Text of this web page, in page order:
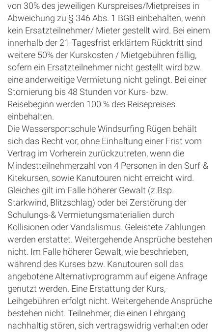
von 30% des jeweiligen Kurspreises/Mietpreises in
Abweichung zu § 346 Abs. 1 BGB einbehalten, wenn
kein Ersatzteilnehmer/ Mieter gestellt wird. Bei einem
innerhalb der 21-Tagesfrist erklärtem Rücktritt sind
weitere 50% der Kurskosten / Mietgebühren fällig,
sofern ein Ersatzteilnehmer nicht gestellt wird bzw.
eine anderweitige Vermietung nicht gelingt. Bei einer
Stornierung bis 48 Stunden vor Kurs- bzw.
Reisebeginn werden 100 % des Reisepreises
einbehalten.
Die Wassersportschule Windsurfing Rügen behält
sich das Recht vor, ohne Einhaltung einer Frist vom
Vertrag im Vorherein zurückzutreten, wenn die
Mindestteilnehmerzahl von 4 Personen in den Surf-&
Kitekursen, sowie Kanutouren nicht erreicht wird.
Gleiches gilt im Falle höherer Gewalt (z.Bsp.
Starkwind, Blitzschlag) oder bei Zerstörung der
Schulungs-& Vermietungsmaterialien durch
Kollisionen oder Vandalismus. Geleistete Zahlungen
werden erstattet. Weitergehende Ansprüche bestehen
nicht. Im Falle höherer Gewalt, wie beschrieben,
während des Kurses bzw. Kanutouren soll das
angebotene Alternativprogramm auf eigene Anfrage
genutzt werden. Eine Erstattung der Kurs,-
Leihgebühren erfolgt nicht. Weitergehende Ansprüche
bestehen nicht. Teilnehmer, die einen Lehrgang
nachhaltig stören, sich vertragswidrig verhalten oder